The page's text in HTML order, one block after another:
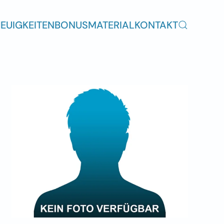
BONUSMATERIALKONTAKT